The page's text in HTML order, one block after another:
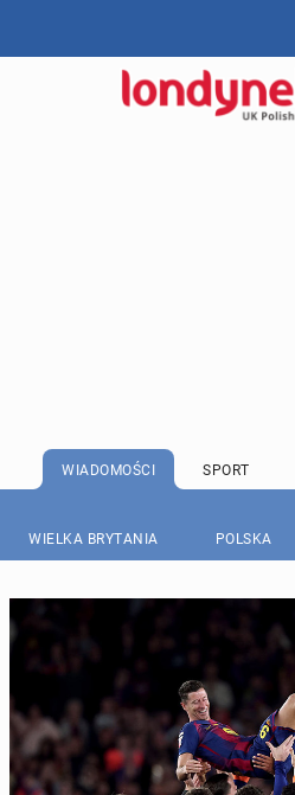
WIADOMOŚCI SPORT
WIELKA BRYTANIA POLSKA